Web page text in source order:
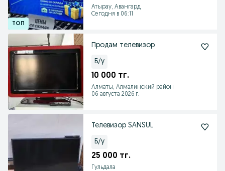
Атырау, Авангард
Сегодня в 06:11
Продам телевизор
Б/у
10 000 тг.
Алматы, Алмалинский район
06 августа 2026 г.
Телевизор SANSUL
Б/у
25 000 тг.
Гульдала